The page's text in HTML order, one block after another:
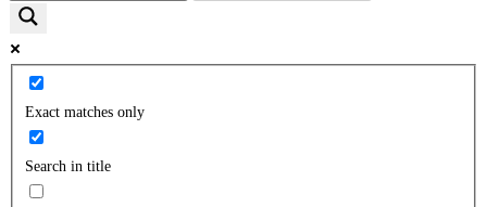
Exact matches only
Search in title